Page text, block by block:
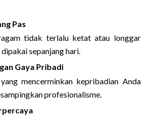
Pas
tidak terlalu ketat atau longgar
sepanjang hari.
Gaya Pribadi
mencerminkan kepribadian Anda
profesionalisme.